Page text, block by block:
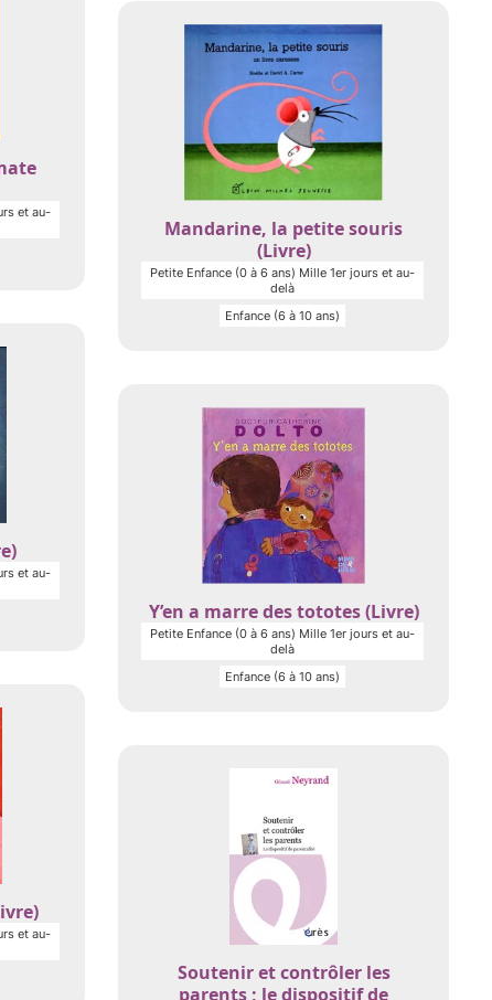
et au-
Mandarine, la petite souris
(Livre)
Petite Enfance (0 à 6 ans) Mille 1er jours et au-
delà
Enfance (6 à 10 ans)
et au-
Y’en a marre des tototes (Livre)
Petite Enfance (0 à 6 ans) Mille 1er jours et au-
delà
Enfance (6 à 10 ans)
et au-
Soutenir et contrôler les
parents ; le dispositif de